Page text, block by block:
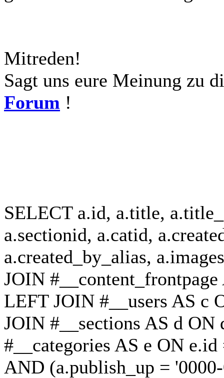
Mitreden!
Sagt uns eure Meinung zu
Forum !
SELECT a.id, a.title,
a.sectionid, a.catid,
a.created_by_alias,
JOIN
LEFT JOIN #__users AS c
JOIN #__sections AS d
#__categories AS e ON
AND (a.publish_up =